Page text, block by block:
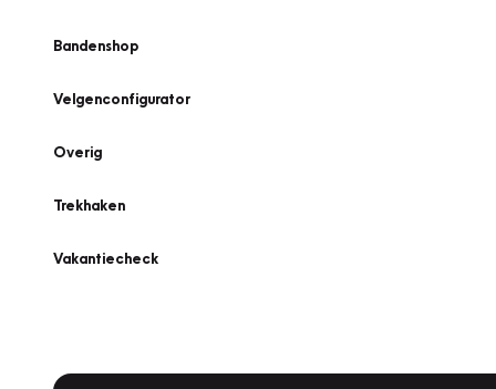
Bandenshop
Velgenconfigurator
Overig
Trekhaken
Vakantiecheck